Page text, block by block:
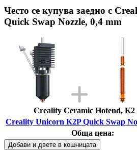
Често се купува заедно с
Quick Swap Nozzle, 0,4 mm
Creality Ceramic Hotend, K2
Creality Unicorn K2P Quick Swap
Обща цена:
Добави и двете в кошницата